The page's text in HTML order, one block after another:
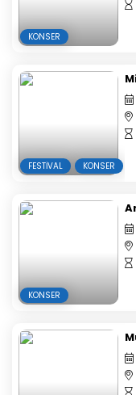
KONSER
FESTIVAL KONSER
KONSER